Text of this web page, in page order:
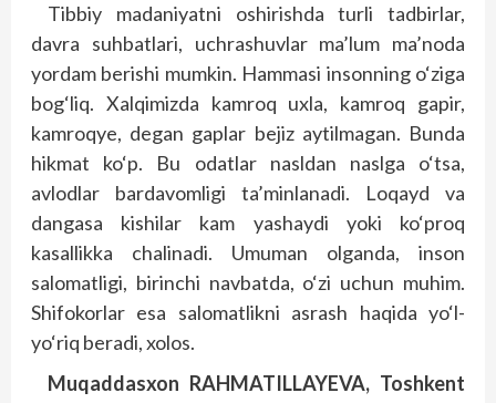
Tibbiy madaniyatni oshirishda turli tadbirlar,
davra suhbatlari, uchrashuvlar ma’lum ma’noda
yordam berishi mumkin. Hammasi insonning o‘ziga
bog‘liq. Xal­qimizda kamroq uxla, kamroq gapir,
kamroqye, degan gaplar bejiz aytilmagan. Bunda
hikmat ko‘p. Bu odatlar nasldan naslga o‘tsa,
avlodlar bardavomligi ta’minlanadi. Loqayd va
dangasa kishilar kam yashaydi yoki ko‘proq
kasallikka chalinadi. Umuman olganda, inson
salomatligi, birinchi navbatda, o‘zi uchun muhim.
Shifokorlar esa salomatlikni asrash haqida yo‘l-
yo‘riq beradi, xolos.
Muqaddasxon RAHMATILLAYEVA, Toshkent